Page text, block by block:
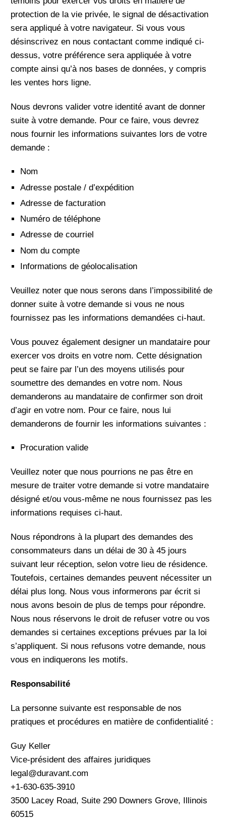
protection de la vie privée, le signal de désactivation
sera appliqué à votre navigateur. Si vous vous
désinscrivez en nous contactant comme indiqué ci-
dessus, votre préférence sera appliquée à votre
compte ainsi qu’à nos bases de données, y compris
les ventes hors ligne.
Nous devrons valider votre identité avant de donner
suite à votre demande. Pour ce faire, vous devrez
nous fournir les informations suivantes lors de votre
demande :
Nom
Adresse postale / d’expédition
Adresse de facturation
Numéro de téléphone
Adresse de courriel
Nom du compte
Informations de géolocalisation
Veuillez noter que nous serons dans l’impossibilité de
donner suite à votre demande si vous ne nous
fournissez pas les informations demandées ci-haut.
Vous pouvez également designer un mandataire pour
exercer vos droits en votre nom. Cette désignation
peut se faire par l’un des moyens utilisés pour
soumettre des demandes en votre nom. Nous
demanderons au mandataire de confirmer son droit
d’agir en votre nom. Pour ce faire, nous lui
demanderons de fournir les informations suivantes :
Procuration valide
Veuillez noter que nous pourrions ne pas être en
mesure de traiter votre demande si votre mandataire
désigné et/ou vous-même ne nous fournissez pas les
informations requises ci-haut.
Nous répondrons à la plupart des demandes des
consommateurs dans un délai de 30 à 45 jours
suivant leur réception, selon votre lieu de résidence.
Toutefois, certaines demandes peuvent nécessiter un
délai plus long. Nous vous informerons par écrit si
nous avons besoin de plus de temps pour répondre.
Nous nous réservons le droit de refuser votre ou vos
demandes si certaines exceptions prévues par la loi
s’appliquent. Si nous refusons votre demande, nous
vous en indiquerons les motifs.
Responsabilité
La personne suivante est responsable de nos
pratiques et procédures en matière de confidentialité :
Guy Keller
Vice-président des affaires juridiques
legal@duravant.com
+1-630-635-3910
3500 Lacey Road, Suite 290 Downers Grove, Illinois
60515